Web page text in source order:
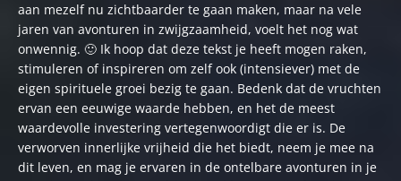
aan mezelf nu zichtbaarder te gaan maken, maar na vele
jaren van avonturen in zwijgzaamheid, voelt het nog wat
onwennig. 🙂 Ik hoop dat deze tekst je heeft mogen raken,
stimuleren of inspireren om zelf ook (intensiever) met de
eigen spirituele groei bezig te gaan. Bedenk dat de vruchten
ervan een eeuwige waarde hebben, en het de meest
waardevolle investering vertegenwoordigt die er is. De
verworven innerlijke vrijheid die het biedt, neem je mee na
dit leven, en mag je ervaren in de ontelbare avonturen in je